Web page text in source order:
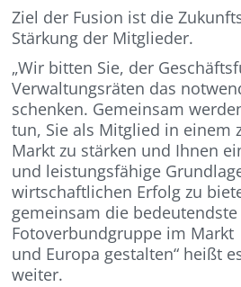
Ziel der Fusion ist die
Stärkung der Mitglieder.
„Wir bitten Sie, der
Verwaltungsräten das
schenken. Gemeinsam
tun, Sie als Mitglied in einem
Markt zu stärken und Ihnen
und leistungsfähige
wirtschaftlichen Erfolg zu
gemeinsam die bedeutendste
Fotoverbundgruppe im
und Europa gestalten“ heißt
weiter.